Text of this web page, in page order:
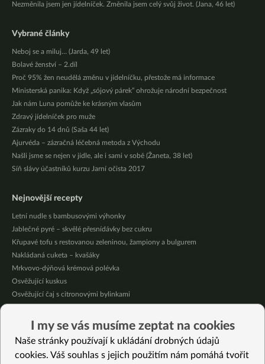
Nezměnila jsem jen jídelníček. Změnila jsem celý svůj život. (Jana, 46 let)
Vybrané články
Neboj se a miluj… (Jarda, 49 let)
Bolavé ženství – 2.díl
Proč 95% žen neudělá změnu v jídelníčku, přestože má informace
Ministerská panika: Když „sójový párek” ohrožuje národní bezpečnost
Jak nám Luna pomůže ke krásným vlasům
Zdravý jídelníček pro muže
Zázraky do 14 dnů (Saša 44 let)
Ajurvéda – zázračná léčebná metoda z Východu
Našli jsme se nejen v jídle, ale i sami v sobě (Žaneta, 38 let)
Síň slávy účastníků kurzu Jarní očista 2017
Nejnovější recepty
Letní nudle s bambusovými výhonky
Jablečné pyré – skvělé přesnídávky bez cukru
Křupavé tofu s restovanou zeleninou, žampiony a bulgurem
Nakládaná cuketa – kvašáky
Mrkvovo-dýňová krémová polévka
Osvěžující kuskus
Osvěžující čaj s citronovými bylinkami
Čokoládové muffiny s mangovým krémem
Meruňky a jablka v citrónovém želé
I my se vás musíme zeptat na cookies
Naše stránky používají k ukládání drobných údajů
cookies. Váš souhlas s jejich použitím nám pomáhá tvořit